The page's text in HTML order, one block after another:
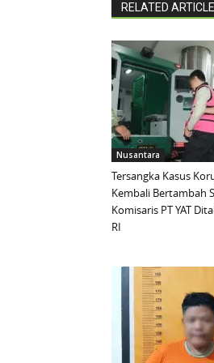
RELATED
Nusantara
Tersangka Kasus
Kembali Bertambah
Komisaris PT YAT
RI